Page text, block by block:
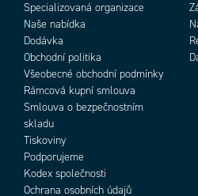
Specializovaná organizace
Naše nabídka
Dodávka
Obchodní politika
Všeobecné obchodní podmínky
Rámcová kupní smlouva
Smlouva o bezpečnostním
skladu
Tiskoviny
Podporujeme
Kodex společnosti
Ochrana osobních údajů